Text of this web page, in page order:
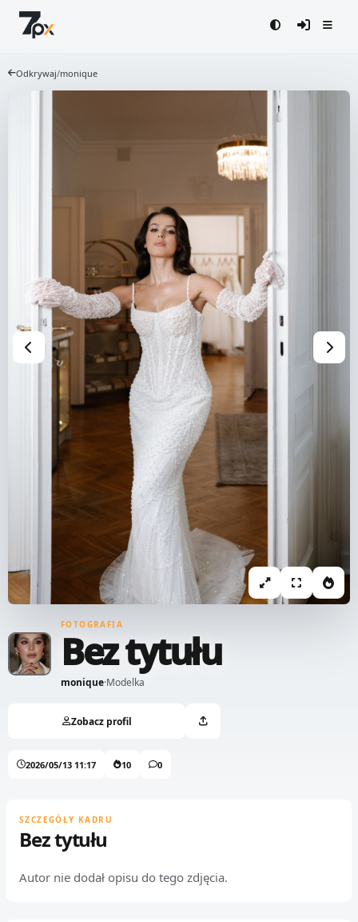
Odkrywaj/monique
FOTOGRAFIA
Bez tytułu
monique·Modelka
Zobacz profil
2026/05/13 11:17 10 0
SZCZEGÓŁY KADRU
Bez tytułu
Autor nie dodał opisu do tego zdjęcia.